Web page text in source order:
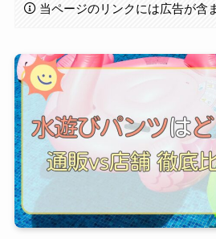
当ページのリンクには広告が含